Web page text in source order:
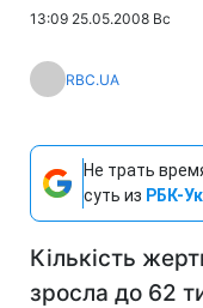
13:09 25.05.2008 Вс
RBC.UA
Не трать
суть из РБК-
Кількість
зросла до 62